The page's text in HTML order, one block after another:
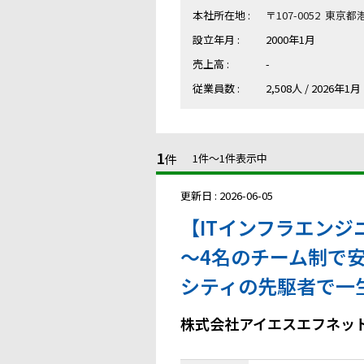
本社所在地 :
〒107-0052 東京
設立年月 :
2000年1月
売上高 :
-
従業員数 :
2,508人 / 2026年1月
1件 1件〜1件表示中
更新日 : 2026-06-05
【ITインフラエン
～4名のチーム制で
シティの先駆者で
株式会社アイエスエフネッ